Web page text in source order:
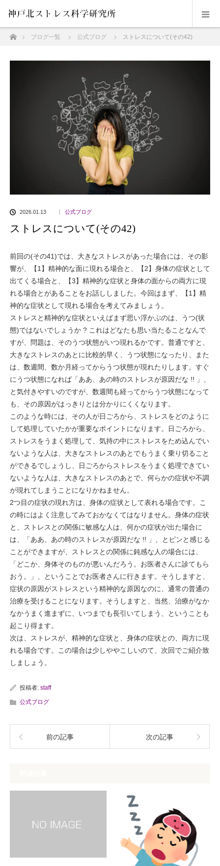
ホームブログ一覧 公式ブログ ストレスについて(その42)
2026.01.13 公式ブログ
ストレスについて(その42)
前回の(その41)では、大きなストレスがあった場合には、その影
響が、【1】精神的な面に現れる場合と、【2】身体の症状として
出てくる場合と、【3】精神的な症状と身体の面からの両方に現
れる場合とがあることをお話ししました。今回はまず、【1】精
神的な症状として現れる場合を考えてみましょう。
ストレスと精神的な症状といえばまず思い浮かぶのは、うつ(状
態)ではないでしょうか ? これはどなたも思い当たることなんで
すが、問題は、そのうつ状態がいつ現れるかです。普通ですと、
大きなストレスのあとに比較的早く、うつ状態になったり、また
は、数週間、数か月経ってからうつ状態が現れたりします。すぐ
にうつ状態になれば「ああ、あの時のストレスが原因だな !! 」、
と気付きやすいのですが、数週間も経ってからうつ状態になって
も、その原因がはっきりとは分かりにくくなります。
このような時には、その人が日ごろから、ストレスをどのように
して処理していたかが重要なポイントになります。日ごろから、
ストレスをうまく処理して、気持の中にストレスをため込んでい
ないような人は、大きなストレスのあとでもうまく乗り切ること
ができるでしょうし、日ごろからストレスをうまく処理できてい
ないような人は、大きなストレスのあとで、何らかの症状や不調
が現れてしまうことになりかねません。
2つ目の症状の現れ方は、身体の症状として表れる場合です。こ
の時にはよく注意してみておかなくてはなりません。身体の症状
と、ストレスとの関係に敏感な人は、何かの症状が出た場合に
は、「ああ、あの時のストレスが原因だな !! 」、とピンと感じる
ことができますが、ストレスとの関係に鈍感な人の場合には、
「どこか、身体そのものが悪いんだろう。お医者さんに診てもら
おう。」、ということでお医者さんに行きます。そうしますと、
症状の原因がストレスという精神的な原因なのに、通常の普通の
治療を受けることになります。そうしますと、当然、治療がなか
なかうまく進まずに、いつまでも長引いてしまう、ということも
起こり得ます。
次は、ストレスが、精神的な症状と、身体の症状との、両方に現
れる場合です。この場合は少しややこしいのて、次回でご紹介致
しましょう。
投稿者: staff
公式ブログ
前の記事 次の記事